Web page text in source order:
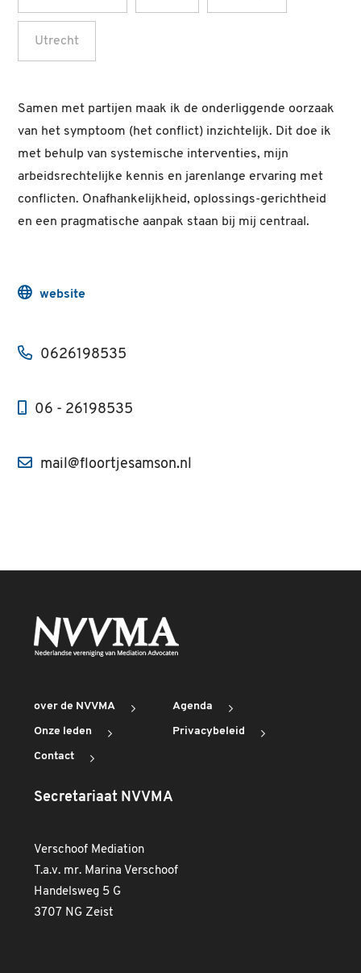
Utrecht
Samen met partijen maak ik de onderliggende oorzaak
van het symptoom (het conflict) inzichtelijk. Dit doe ik
met behulp van systemische interventies, mijn
arbeidsrechtelijke kennis en jarenlange ervaring met
conflicten. Onafhankelijkheid, oplossings-gerichtheid
en een pragmatische aanpak staan bij mij centraal.
website
0626198535
06 - 26198535
mail@floortjesamson.nl
over de NVVMA Agenda
Onze leden Privacybeleid
Contact
Secretariaat NVVMA
Verschoof Mediation
T.a.v. mr. Marina Verschoof
Handelsweg 5 G
3707 NG Zeist